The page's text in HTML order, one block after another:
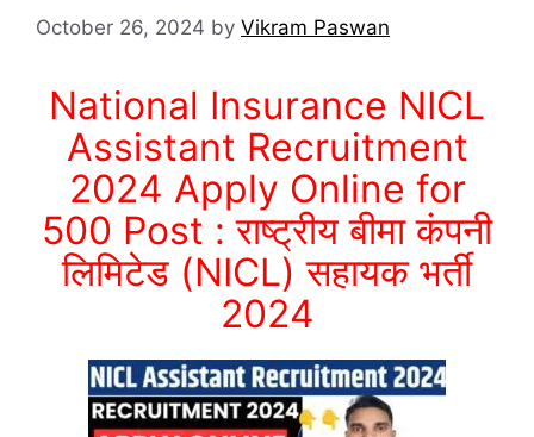
October 26, 2024 by Vikram Paswan
National Insurance NICL
Assistant Recruitment
2024 Apply Online for
500 Post : राष्ट्रीय बीमा कंपनी
लिमिटेड (NICL) सहायक भर्ती
2024